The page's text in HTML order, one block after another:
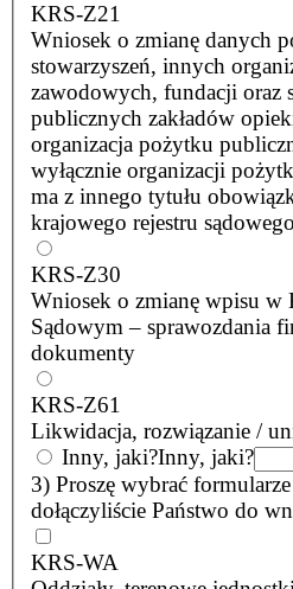
KRS-Z21
Wniosek o zmianę danych
stowarzyszeń, innych
zawodowych, fundacji oraz
publicznych zakładów
organizacja pożytku
wyłącznie organizacji
ma z innego tytułu
krajowego rejestru
KRS-Z30
Wniosek o zmianę wpisu w
Sądowym – sprawozdania
dokumenty
KRS-Z61
Likwidacja, rozwiązanie /
Inny, jaki?Inny, jaki?
3) Proszę wybrać
dołączyliście Państwo do
KRS-WA